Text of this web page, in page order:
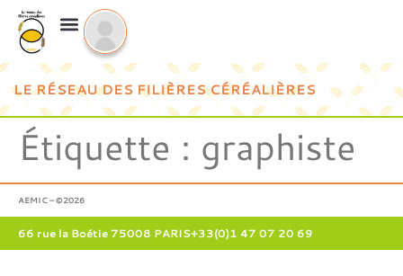
LE RÉSEAU DES FILIÈRES CÉRÉALIÈRES
Étiquette : graphiste
AEMIC – ©2026
66 rue la Boétie 75008 PARIS+33(0)1 47 07 20 69